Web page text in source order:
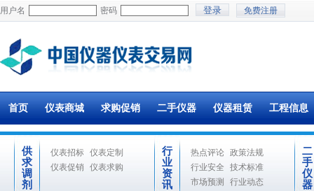
用户名 密码 免费注册
首页 仪表商城 求购促销 二手仪器 仪器租赁 工程信息
供
求
调
剂
仪表招标 仪表定制
仪表促销
仪表求购
行
业
资
讯
热点评论 政策法规
行业安全
技术标准
市场预测
行业动态
二
手
仪
器